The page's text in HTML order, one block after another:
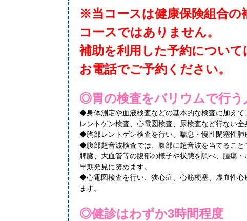
※当コースは健康保険組合の
コースではありません。
補助を利用した予約につい
お電話でご予約ください。
◎胃の検査をバリウムで行う
◆身体測定や血液検査などの基本的な検査に加えて
レントゲン検査、心電図検査、尿検査など行ない全
◆胸部レントゲン検査を行い、喘息・慢性閉塞性肺
◆腹部超音波検査では、腹部に超音波を当てること
脾臓、大血管等の腹部の様子や状態を調べ、腫瘍
早期発見に努めます。
◆心電図検査を行い、狭心症、心筋梗塞、虚血性心
ます。
◎健診はわずか3時間程度